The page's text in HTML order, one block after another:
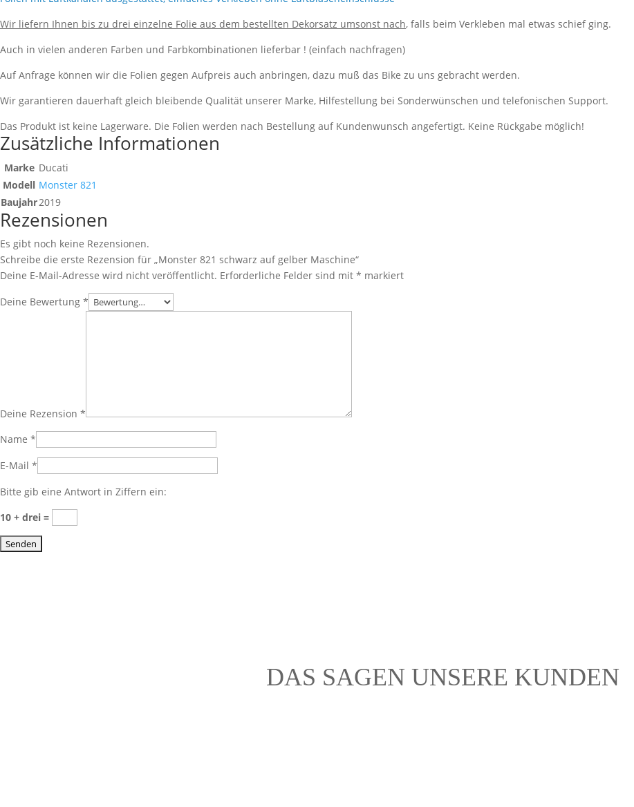
Wir liefern Ihnen bis zu drei einzelne Folie aus dem bestellten Dekorsatz umsonst nach, falls beim Verkleben mal etwas schief ging.
Auch in vielen anderen Farben und Farbkombinationen lieferbar ! (einfach nachfragen)
Auf Anfrage können wir die Folien gegen Aufpreis auch anbringen, dazu muß das Bike zu uns gebracht werden.
Wir garantieren dauerhaft gleich bleibende Qualität unserer Marke, Hilfestellung bei Sonderwünschen und telefonischen Support.
Das Produkt ist keine Lagerware. Die Folien werden nach Bestellung auf Kundenwunsch angefertigt. Keine Rückgabe möglich!
Zusätzliche Informationen
Marke Ducati
Modell Monster 821
Baujahr2019
Rezensionen
Es gibt noch keine Rezensionen.
Schreibe die erste Rezension für „Monster 821 schwarz auf gelber Maschine“
Deine E-Mail-Adresse wird nicht veröffentlicht. Erforderliche Felder sind mit * markiert
Deine Bewertung *
Deine Rezension *
Name *
E-Mail *
Bitte gib eine Antwort in Ziffern ein:
10 + drei =
DAS SAGEN UNSERE KUNDEN